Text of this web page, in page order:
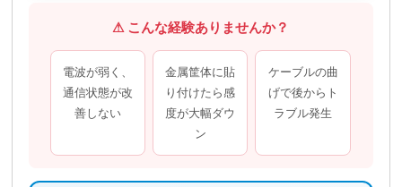
⚠ こんな経験ありませんか？
電波が弱く、
通信状態が改
善しない
金属筐体に貼
り付けたら感
度が大幅ダウ
ン
ケーブルの曲
げで後からト
ラブル発生